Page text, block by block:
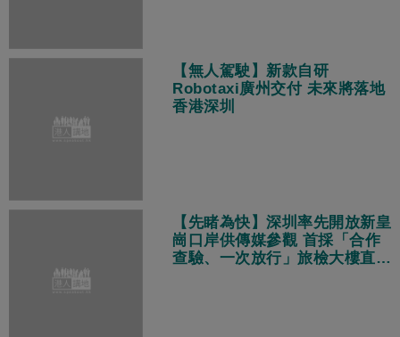
【無人駕駛】新款自研
Robotaxi廣州交付 未來將落地
香港深圳
【先睹為快】深圳率先開放新皇
崗口岸供傳媒參觀 首採「合作
查驗、一次放行」旅檢大樓直連